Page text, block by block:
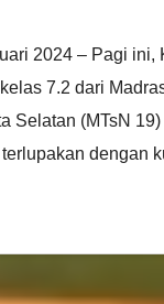
2024 – Pagi ini,
7.2 dari
Selatan (MTsN
dengan